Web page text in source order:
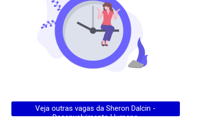
Veja outras vagas da Sheron Dalcin -
Desenvolvimento Humano